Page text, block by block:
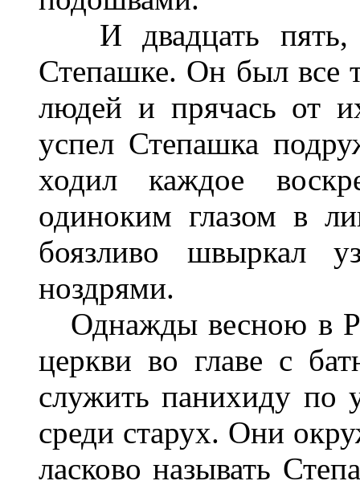
И двадцать пять,
Степашке. Он был все
людей и прячась от
успел Степашка
ходил каждое
одиноким глазом в
боязливо швыркал
ноздрями.
Однажды весною в
церкви во главе с
служить панихиду по
среди старух. Они
ласково называть